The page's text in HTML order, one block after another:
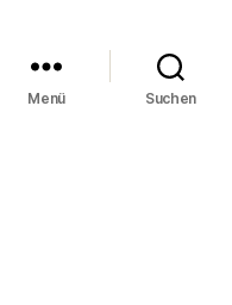
Menü Suchen